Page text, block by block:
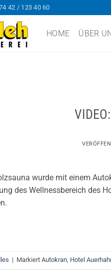
42 / 123 40 60
HOME ÜBER
wurde mit einem
des Wellnessbereich des
| Markiert Autokran, Hotel